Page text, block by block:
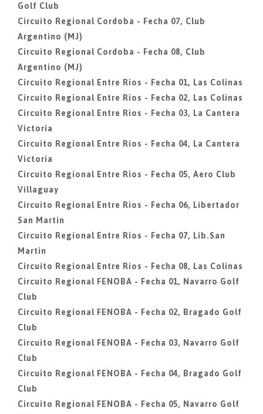
Golf Club
Circuito Regional Cordoba - Fecha 07, Club
Argentino (MJ)
Circuito Regional Cordoba - Fecha 08, Club
Argentino (MJ)
Circuito Regional Entre Rios - Fecha 01, Las Colinas
Circuito Regional Entre Rios - Fecha 02, Las Colinas
Circuito Regional Entre Rios - Fecha 03, La Cantera
Victoria
Circuito Regional Entre Rios - Fecha 04, La Cantera
Victoria
Circuito Regional Entre Rios - Fecha 05, Aero Club
Villaguay
Circuito Regional Entre Rios - Fecha 06, Libertador
San Martin
Circuito Regional Entre Rios - Fecha 07, Lib.San
Martin
Circuito Regional Entre Rios - Fecha 08, Las Colinas
Circuito Regional FENOBA - Fecha 01, Navarro Golf
Club
Circuito Regional FENOBA - Fecha 02, Bragado Golf
Club
Circuito Regional FENOBA - Fecha 03, Navarro Golf
Club
Circuito Regional FENOBA - Fecha 04, Bragado Golf
Club
Circuito Regional FENOBA - Fecha 05, Navarro Golf